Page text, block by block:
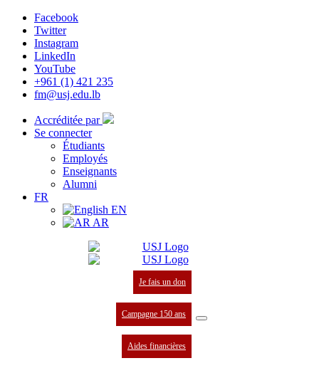
Facebook
Twitter
Instagram
LinkedIn
YouTube
+961 (1) 421 235
fm@usj.edu.lb
Accréditée par
Se connecter
Étudiants
Employés
Enseignants
Alumni
FR
EN
AR
Je fais un don
Campagne 150 ans
Aides financières